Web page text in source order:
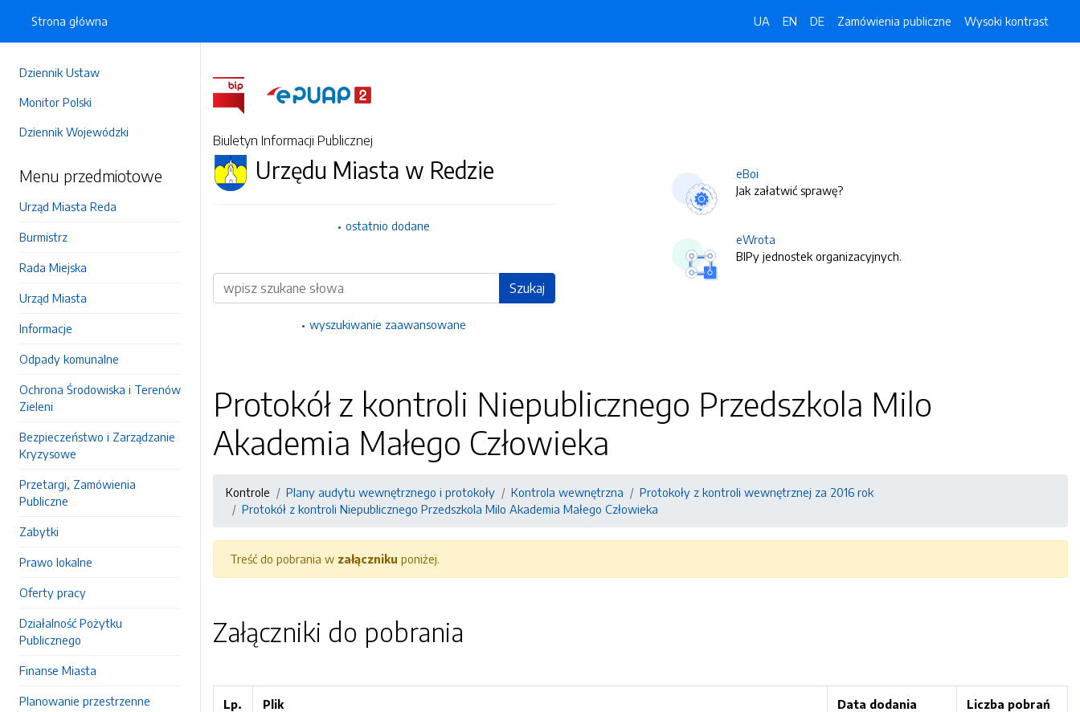
Dziennik Ustaw
Monitor Polski
Dziennik Wojewódzki
Menu przedmiotowe
Urząd Miasta Reda
Burmistrz
Rada Miejska
Urząd Miasta
Informacje
Odpady komunalne
Ochrona Środowiska i Terenów
Zieleni
Bezpieczeństwo i Zarządzanie
Kryzysowe
Przetargi, Zamówienia
Publiczne
Zabytki
Prawo lokalne
Oferty pracy
Działalność Pożytku
Publicznego
Finanse Miasta
Planowanie przestrzenne
Strona główna UA EN DE Zamówienia publiczne Wysoki kontrast
Biuletyn Informacji Publicznej
Urzędu Miasta w Redzie
ostatnio dodane
Wyszukiwarka Szukaj
wyszukiwanie zaawansowane
eBoi
Jak załatwić sprawę?
eWrota
BIPy jednostek organizacyjnych.
Protokół z kontroli Niepublicznego Przedszkola Milo
Akademia Małego Człowieka
Kontrole Plany audytu wewnętrznego i protokoły Kontrola wewnętrzna
Protokoły z kontroli wewnętrznej za 2016 rok
Protokół z kontroli Niepublicznego Przedszkola Milo Akademia Małego Człowieka
Treść do pobrania w załączniku poniżej.
Załączniki do pobrania
Lp. Plik Data dodania Liczba pobrań